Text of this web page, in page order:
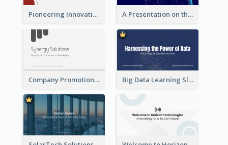
Pioneering Innovative Solutions Company Overview A Presentation on the Revolutionary Development of AI Chips
Company Promotion Presentation Big Data Learning Slide